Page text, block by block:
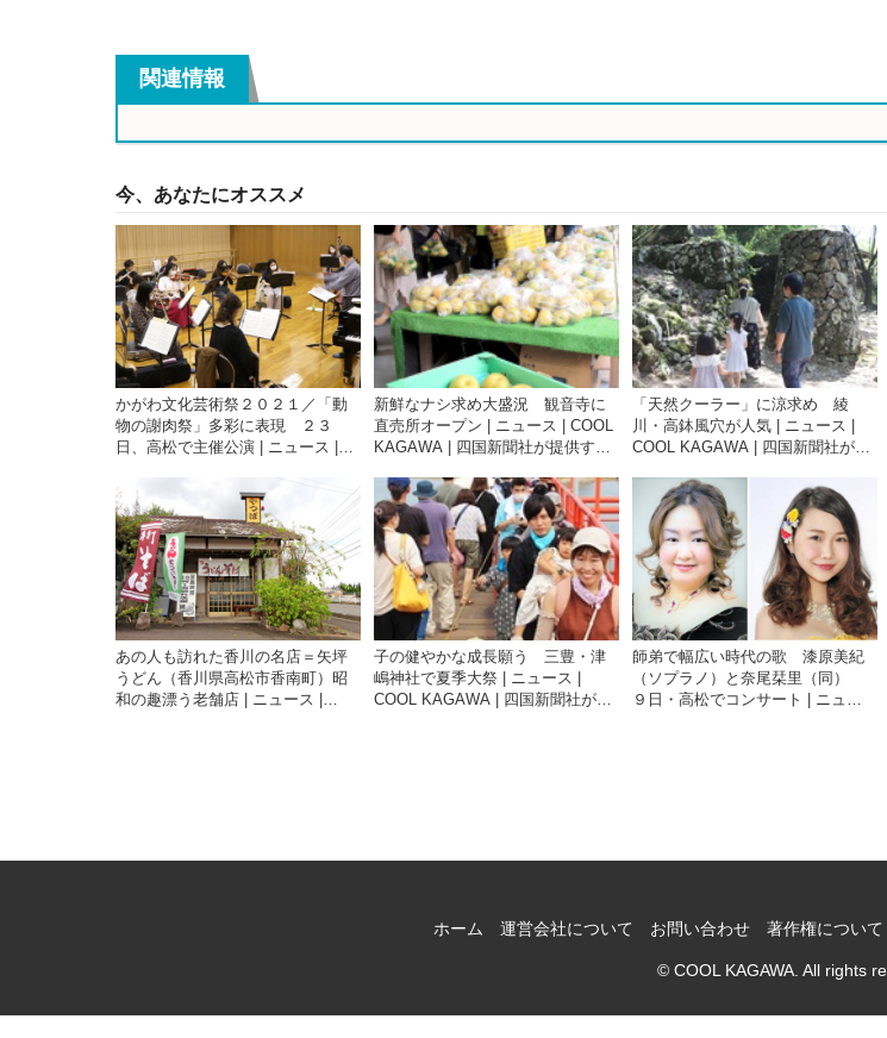
関連情報
今、あなたにオススメ
かがわ文化芸術祭２０２１／「動
物の謝肉祭」多彩に表現 ２３
日、高松で主催公演 | ニュース |
供する香川の観光情報サイト
新鮮なナシ求め大盛況 観音寺に
直売所オープン | ニュース | COOL
KAGAWA | 四国新聞社が提供する
「天然クーラー」に涼求め 綾
川・高鉢風穴が人気 | ニュース |
COOL KAGAWA | 四国新聞社が提
あの人も訪れた香川の名店＝矢坪
うどん（香川県高松市香南町）昭
和の趣漂う老舗店 | ニュース |
子の健やかな成長願う 三豊・津
嶋神社で夏季大祭 | ニュース |
COOL KAGAWA | 四国新聞社が提
師弟で幅広い時代の歌 漆原美紀
（ソプラノ）と奈尾栞里（同）
９日・高松でコンサート | ニュー
ホーム 運営会社について お問い合わせ 著作権について
© COOL KAGAWA. All rights